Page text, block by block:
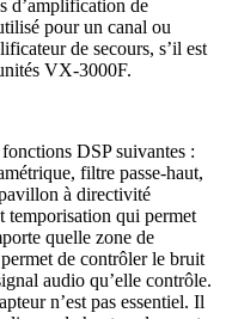
d’amplification de
pour un canal ou
de secours, s’il est
VX-3000F.
DSP suivantes :
filtre passe-haut,
à directivité
temporisation qui permet
quelle zone de
de contrôler le bruit
audio qu’elle contrôle.
n’est pas essentiel. Il